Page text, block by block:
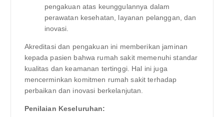
pengakuan atas keunggulannya dalam
perawatan kesehatan, layanan pelanggan, dan
inovasi.
Akreditasi dan pengakuan ini memberikan jaminan
kepada pasien bahwa rumah sakit memenuhi standar
kualitas dan keamanan tertinggi. Hal ini juga
mencerminkan komitmen rumah sakit terhadap
perbaikan dan inovasi berkelanjutan.
Penilaian Keseluruhan: